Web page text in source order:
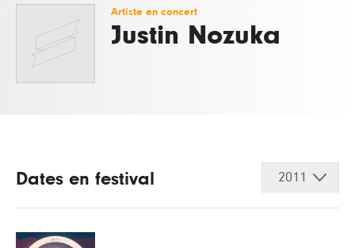
Artiste en concert
Justin Nozuka
Dates en festival 2011